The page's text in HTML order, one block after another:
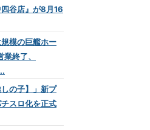
四谷店』が8月16
規模の巨艦ホー
終了、
の子】」新プ
スロ化を正式